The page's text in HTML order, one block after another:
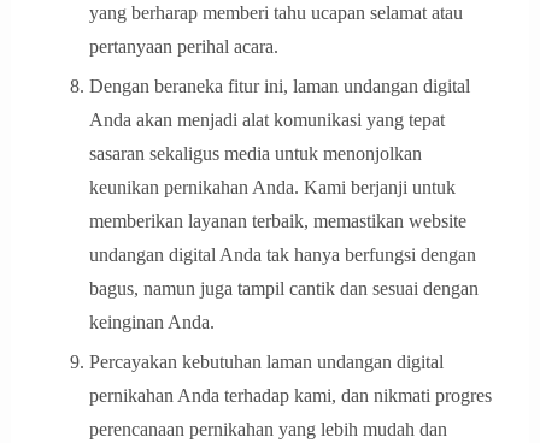
yang berharap memberi tahu ucapan selamat atau
pertanyaan perihal acara.
Dengan beraneka fitur ini, laman undangan digital
Anda akan menjadi alat komunikasi yang tepat
sasaran sekaligus media untuk menonjolkan
keunikan pernikahan Anda. Kami berjanji untuk
memberikan layanan terbaik, memastikan website
undangan digital Anda tak hanya berfungsi dengan
bagus, namun juga tampil cantik dan sesuai dengan
keinginan Anda.
Percayakan kebutuhan laman undangan digital
pernikahan Anda terhadap kami, dan nikmati progres
perencanaan pernikahan yang lebih mudah dan